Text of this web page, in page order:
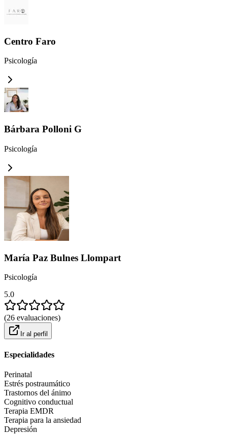
Centro Faro
Psicología
Bárbara Polloni G
Psicología
María Paz Bulnes Llompart
Psicología
5.0
(26 evaluaciones)
Ir al perfil
Especialidades
Perinatal
Estrés postraumático
Trastornos del ánimo
Cognitivo conductual
Terapia EMDR
Terapia para la ansiedad
Depresión